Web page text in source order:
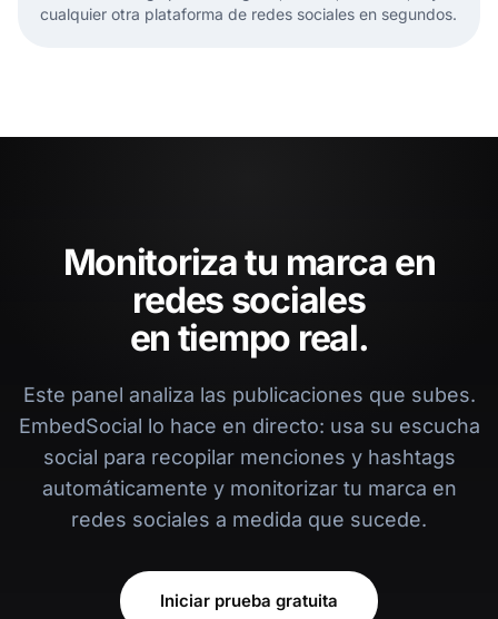
cualquier otra plataforma de redes sociales en segundos.
Monitoriza tu marca en
redes sociales
en tiempo real.
Este panel analiza las publicaciones que subes.
EmbedSocial lo hace en directo: usa su escucha
social para recopilar menciones y hashtags
automáticamente y monitorizar tu marca en
redes sociales a medida que sucede.
Iniciar prueba gratuita